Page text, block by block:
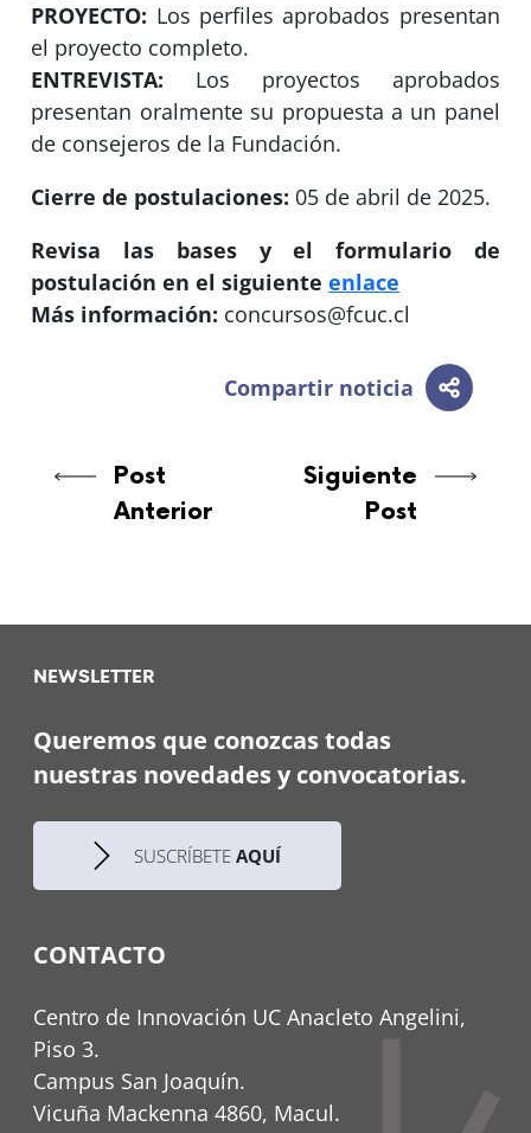
PROYECTO: Los perfiles aprobados presentan
el proyecto completo.
ENTREVISTA: Los proyectos aprobados
presentan oralmente su propuesta a un panel
de consejeros de la Fundación.
Cierre de postulaciones: 05 de abril de 2025.
Revisa las bases y el formulario de
postulación en el siguienteenlace
Más información: concursos@fcuc.cl
Compartir noticia
Post
Anterior
Siguiente
Post
NEWSLETTER
Queremos que conozcas todas
nuestras novedades y convocatorias.
SUSCRÍBETE AQUÍ
CONTACTO
Centro de Innovación UC Anacleto Angelini,
Piso 3.
Campus San Joaquín.
Vicuña Mackenna 4860, Macul.